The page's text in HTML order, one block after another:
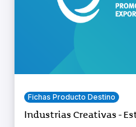
Fichas Producto Destino
Industrias Creativas -